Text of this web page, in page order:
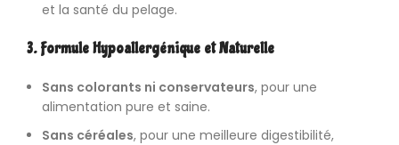
et la santé du pelage.
3. Formule Hypoallergénique et Naturelle
Sans colorants ni conservateurs, pour une
alimentation pure et saine.
Sans céréales, pour une meilleure digestibilité,